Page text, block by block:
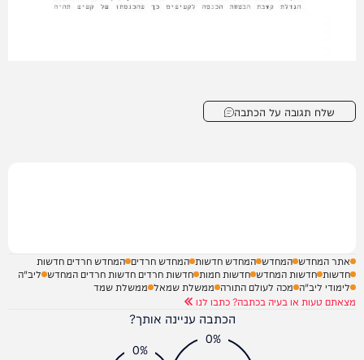
שלח תגובה על הכתבה
אתר המחדש המחדש המחדש חדשות המחדש חרדים המחדש חרדים חדשות
חדשות חדשות המחדש חדשות חמות חדשות חרדים חדשות חרדים המחדש ליב"ה
לימודי ליב"ה מכה לעולם התורה ממשלת שמאל ממשלת שמד
מצאתם טעות או בעיה בכתבה? כתבו לנו
הכתבה עניינה אותך?
0%
0%